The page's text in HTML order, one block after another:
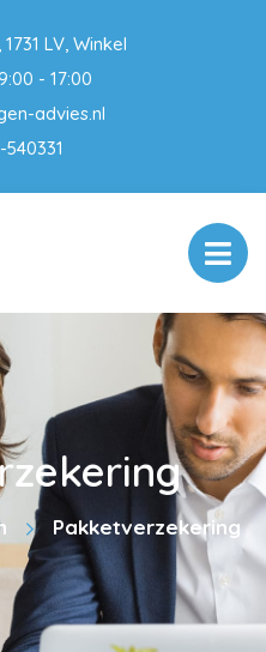
LV, Winkel
- 17:00
advies.nl
Pakketverzekering